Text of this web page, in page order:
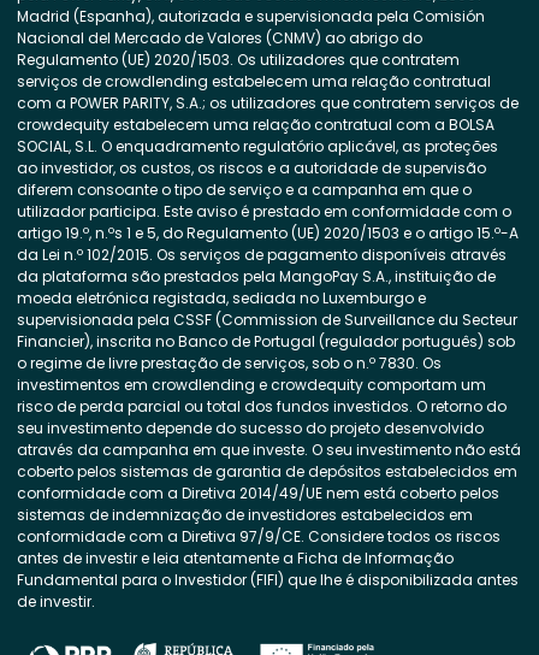
Madrid (Espanha), autorizada e supervisionada pela Comisión
Nacional del Mercado de Valores (CNMV) ao abrigo do
Regulamento (UE) 2020/1503. Os utilizadores que contratem
serviços de crowdlending estabelecem uma relação contratual
com a POWER PARITY, S.A.; os utilizadores que contratem serviços de
crowdequity estabelecem uma relação contratual com a BOLSA
SOCIAL, S.L. O enquadramento regulatório aplicável, as proteções
ao investidor, os custos, os riscos e a autoridade de supervisão
diferem consoante o tipo de serviço e a campanha em que o
utilizador participa. Este aviso é prestado em conformidade com o
artigo 19.º, n.ºs 1 e 5, do Regulamento (UE) 2020/1503 e o artigo 15.º-A
da Lei n.º 102/2015. Os serviços de pagamento disponíveis através
da plataforma são prestados pela MangoPay S.A., instituição de
moeda eletrónica registada, sediada no Luxemburgo e
supervisionada pela CSSF (Commission de Surveillance du Secteur
Financier), inscrita no Banco de Portugal (regulador português) sob
o regime de livre prestação de serviços, sob o n.º 7830. Os
investimentos em crowdlending e crowdequity comportam um
risco de perda parcial ou total dos fundos investidos. O retorno do
seu investimento depende do sucesso do projeto desenvolvido
através da campanha em que investe. O seu investimento não está
coberto pelos sistemas de garantia de depósitos estabelecidos em
conformidade com a Diretiva 2014/49/UE nem está coberto pelos
sistemas de indemnização de investidores estabelecidos em
conformidade com a Diretiva 97/9/CE. Considere todos os riscos
antes de investir e leia atentamente a Ficha de Informação
Fundamental para o Investidor (FIFI) que lhe é disponibilizada antes
de investir.